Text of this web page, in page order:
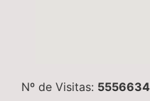
Nº de Visitas: 5556634